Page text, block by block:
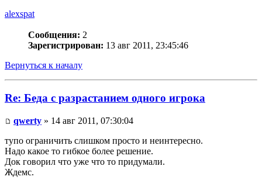
alexspat
Сообщения: 2
Зарегистрирован: 13 авг 2011, 23:45:46
Вернуться к началу
Re: Беда с разрастанием одного игрока
qwerty » 14 авг 2011, 07:30:04
тупо ограничить слишком просто и неинтересно.
Надо какое то гибкое более решение.
Док говорил что уже что то придумали.
Ждемс.